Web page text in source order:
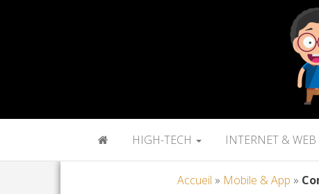
HIGH-TECH INTERNET & WEB
Accueil » Mobile & App »